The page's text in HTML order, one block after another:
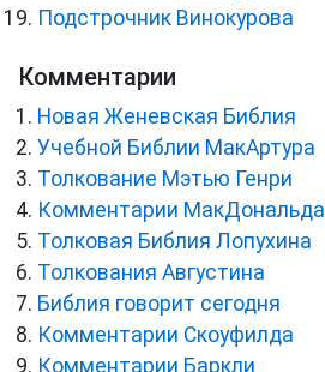
Подстрочник Винокурова
Комментарии
Новая Женевская Библия
Учебной Библии МакАртура
Толкование Мэтью Генри
Комментарии МакДональда
Толковая Библия Лопухина
Толкования Августина
Библия говорит сегодня
Комментарии Скоуфилда
Комментарии Баркли